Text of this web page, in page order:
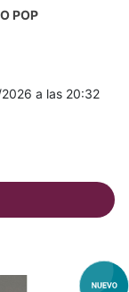
POP
a las 20:32